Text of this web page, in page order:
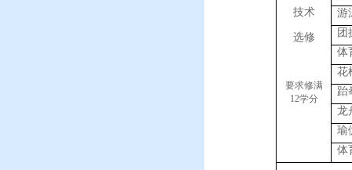
技术
选修
要求修满
12学分
游
团
体
花
跆
龙
瑜
体